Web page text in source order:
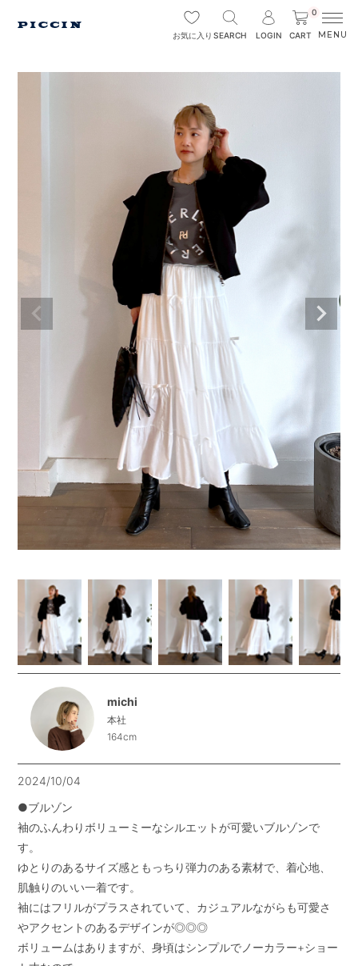
お気に入り SEARCH LOGIN
0
CART
michi
本社
164cm
2024/10/04
●ブルゾン
袖のふんわりボリューミーなシルエットが可愛いブルゾンで
す。
ゆとりのあるサイズ感ともっちり弾力のある素材で、着心地、
肌触りのいい一着です。
袖にはフリルがプラスされていて、カジュアルながらも可愛さ
やアクセントのあるデザインが◎◎◎
ボリュームはありますが、身頃はシンプルでノーカラー+ショー